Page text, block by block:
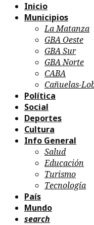
Inicio
Municipios
La Matanza
GBA Oeste
GBA Sur
GBA Norte
CABA
Cañuelas-
Política
Social
Deportes
Cultura
Info General
Salud
Educación
Turismo
Tecnología
País
Mundo
search